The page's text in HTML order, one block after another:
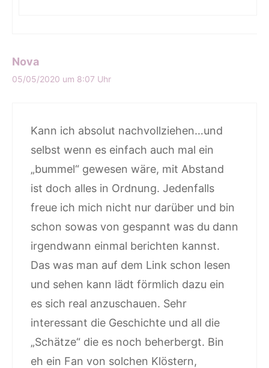
Nova
05/05/2020 um 8:07 Uhr
Kann ich absolut nachvollziehen…und
selbst wenn es einfach auch mal ein
„bummel“ gewesen wäre, mit Abstand
ist doch alles in Ordnung. Jedenfalls
freue ich mich nicht nur darüber und bin
schon sowas von gespannt was du dann
irgendwann einmal berichten kannst.
Das was man auf dem Link schon lesen
und sehen kann lädt förmlich dazu ein
es sich real anzuschauen. Sehr
interessant die Geschichte und all die
„Schätze“ die es noch beherbergt. Bin
eh ein Fan von solchen Klöstern,